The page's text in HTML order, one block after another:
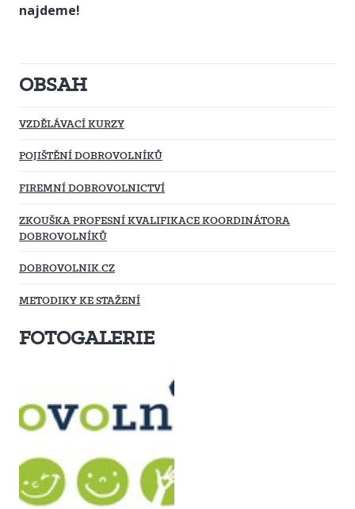
najdeme!
OBSAH
VZDĚLÁVACÍ KURZY
POJIŠTĚNÍ DOBROVOLNÍKŮ
FIREMNÍ DOBROVOLNICTVÍ
ZKOUŠKA PROFESNÍ KVALIFIKACE KOORDINÁTORA
DOBROVOLNÍKŮ
DOBROVOLNIK.CZ
METODIKY KE STAŽENÍ
FOTOGALERIE